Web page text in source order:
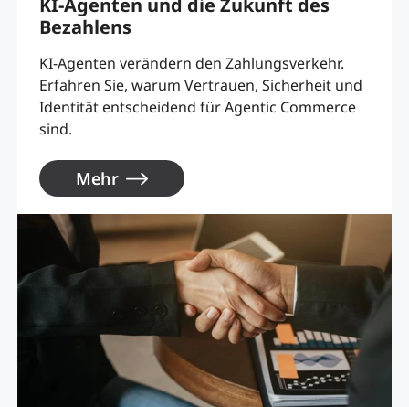
Bezahlens
KI-Agenten verändern den Zahlungsverkehr.
Erfahren Sie, warum Vertrauen, Sicherheit und
Identität entscheidend für Agentic Commerce
sind.
Mehr